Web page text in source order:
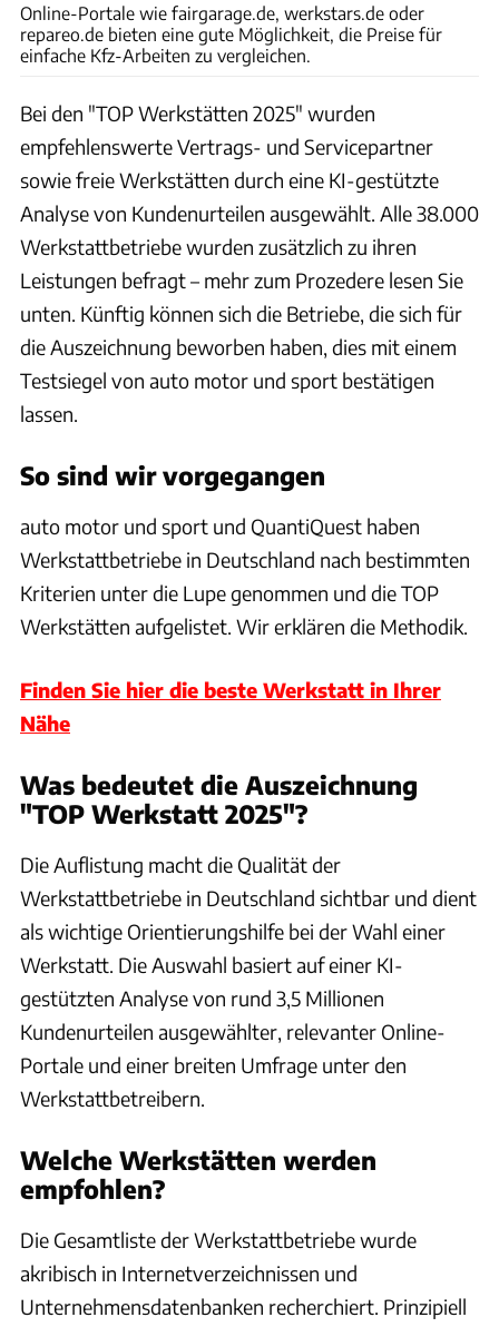
Online-Portale wie fairgarage.de, werkstars.de oder
repareo.de bieten eine gute Möglichkeit, die Preise für
einfache Kfz-Arbeiten zu vergleichen.
Bei den "TOP Werkstätten 2025" wurden
empfehlenswerte Vertrags- und Servicepartner
sowie freie Werkstätten durch eine KI-gestützte
Analyse von Kundenurteilen ausgewählt. Alle 38.000
Werkstattbetriebe wurden zusätzlich zu ihren
Leistungen befragt – mehr zum Prozedere lesen Sie
unten. Künftig können sich die Betriebe, die sich für
die Auszeichnung beworben haben, dies mit einem
Testsiegel von auto motor und sport bestätigen
lassen.
So sind wir vorgegangen
auto motor und sport und QuantiQuest haben
Werkstattbetriebe in Deutschland nach bestimmten
Kriterien unter die Lupe genommen und die TOP
Werkstätten aufgelistet. Wir erklären die Methodik.
Finden Sie hier die beste Werkstatt in Ihrer
Nähe
Was bedeutet die Auszeichnung
"TOP Werkstatt 2025"?
Die Auflistung macht die Qualität der
Werkstattbetriebe in Deutschland sichtbar und dient
als wichtige Orientierungshilfe bei der Wahl einer
Werkstatt. Die Auswahl basiert auf einer KI-
gestützten Analyse von rund 3,5 Millionen
Kundenurteilen ausgewählter, relevanter Online-
Portale und einer breiten Umfrage unter den
Werkstattbetreibern.
Welche Werkstätten werden
empfohlen?
Die Gesamtliste der Werkstattbetriebe wurde
akribisch in Internetverzeichnissen und
Unternehmensdatenbanken recherchiert. Prinzipiell